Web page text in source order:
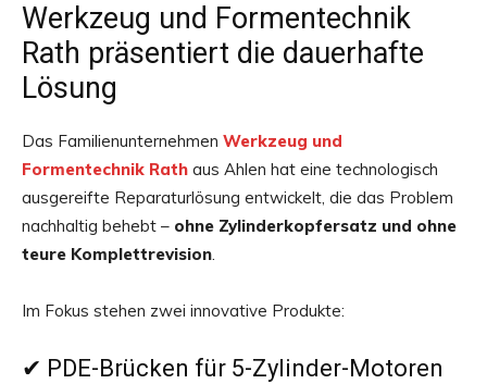
Werkzeug und Formentechnik
Rath präsentiert die dauerhafte
Lösung
Das Familienunternehmen Werkzeug und
Formentechnik Rath aus Ahlen hat eine technologisch
ausgereifte Reparaturlösung entwickelt, die das Problem
nachhaltig behebt – ohne Zylinderkopfersatz und ohne
teure Komplettrevision.
Im Fokus stehen zwei innovative Produkte:
✔ PDE-Brücken für 5-Zylinder-Motoren